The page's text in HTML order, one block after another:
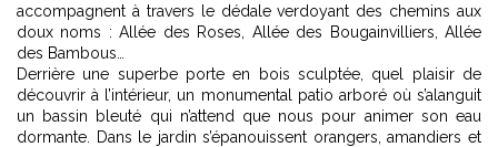
accompagnent à travers le dédale verdoyant des chemins aux
doux noms : Allée des Roses, Allée des Bougainvilliers, Allée
des Bambous…
Derrière une superbe porte en bois sculptée, quel plaisir de
découvrir à l’intérieur, un monumental patio arboré où s’alanguit
un bassin bleuté qui n’attend que nous pour animer son eau
dormante. Dans le jardin s’épanouissent orangers, amandiers et